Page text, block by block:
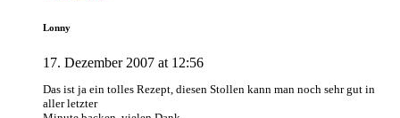
Lonny
17. Dezember 2007 at 12:56
Das ist ja ein tolles Rezept, diesen Stollen kann man noch sehr gut in
aller letzter